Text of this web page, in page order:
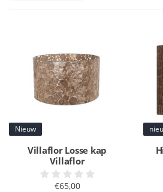
Nieuw
Villaflor Losse kap
Villaflor
€65,00